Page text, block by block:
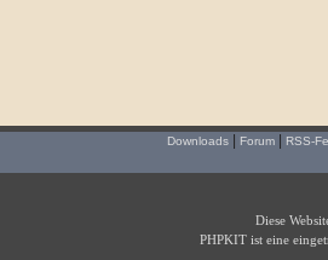
Downloads Forum RSS-
Diese
PHPKIT ist eine